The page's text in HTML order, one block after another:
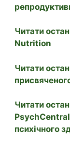
Читати
Nutrition
Читати
Читати
психічного